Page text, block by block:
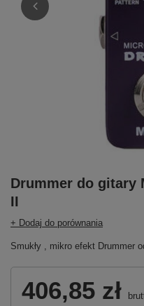
Drummer do gitary
II
+ Dodaj do porównania
Smukły , mikro efekt Drummer
406,85 zł